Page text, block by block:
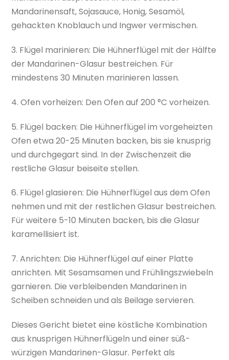
Mandarinensaft, Sojasauce, Honig, Sesamöl,
gehackten Knoblauch und Ingwer vermischen.
3. Flügel marinieren: Die Hühnerflügel mit der Hälfte
der Mandarinen-Glasur bestreichen. Für
mindestens 30 Minuten marinieren lassen.
4. Ofen vorheizen: Den Ofen auf 200 °C vorheizen.
5. Flügel backen: Die Hühnerflügel im vorgeheizten
Ofen etwa 20-25 Minuten backen, bis sie knusprig
und durchgegart sind. In der Zwischenzeit die
restliche Glasur beiseite stellen.
6. Flügel glasieren: Die Hühnerflügel aus dem Ofen
nehmen und mit der restlichen Glasur bestreichen.
Für weitere 5-10 Minuten backen, bis die Glasur
karamellisiert ist.
7. Anrichten: Die Hühnerflügel auf einer Platte
anrichten. Mit Sesamsamen und Frühlingszwiebeln
garnieren. Die verbleibenden Mandarinen in
Scheiben schneiden und als Beilage servieren.
Dieses Gericht bietet eine köstliche Kombination
aus knusprigen Hühnerflügeln und einer süß-
würzigen Mandarinen-Glasur. Perfekt als